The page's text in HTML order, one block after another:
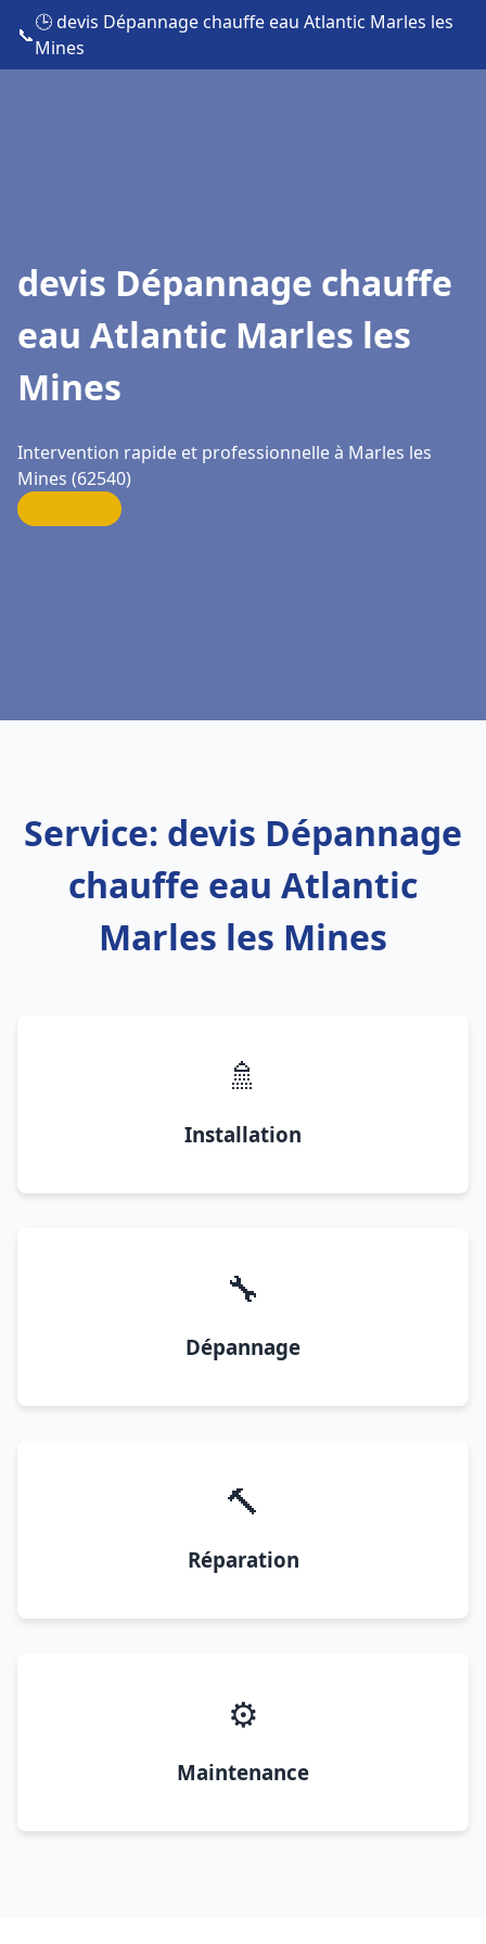
📞
🕒 devis Dépannage chauffe eau Atlantic Marles les
Mines
devis Dépannage chauffe
eau Atlantic Marles les
Mines
Intervention rapide et professionnelle à Marles les
Mines (62540)
Service: devis Dépannage
chauffe eau Atlantic
Marles les Mines
🚿
Installation
🔧
Dépannage
🔨
Réparation
⚙️
Maintenance